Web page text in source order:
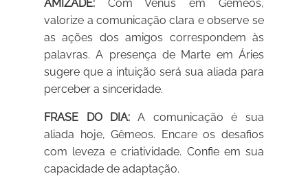
AMIZADE: Com Vênus em Gêmeos,
valorize a comunicação clara e observe se
as ações dos amigos correspondem às
palavras. A presença de Marte em Áries
sugere que a intuição será sua aliada para
perceber a sinceridade.
FRASE DO DIA: A comunicação é sua
aliada hoje, Gêmeos. Encare os desafios
com leveza e criatividade. Confie em sua
capacidade de adaptação.